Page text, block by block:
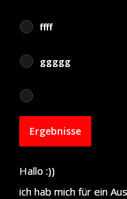
ffff
ggggg
Hallo :))
ich hab mich für ein